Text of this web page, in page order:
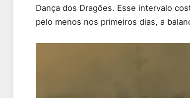
Dança dos Dragões. Esse intervalo
pelo menos nos primeiros dias, a